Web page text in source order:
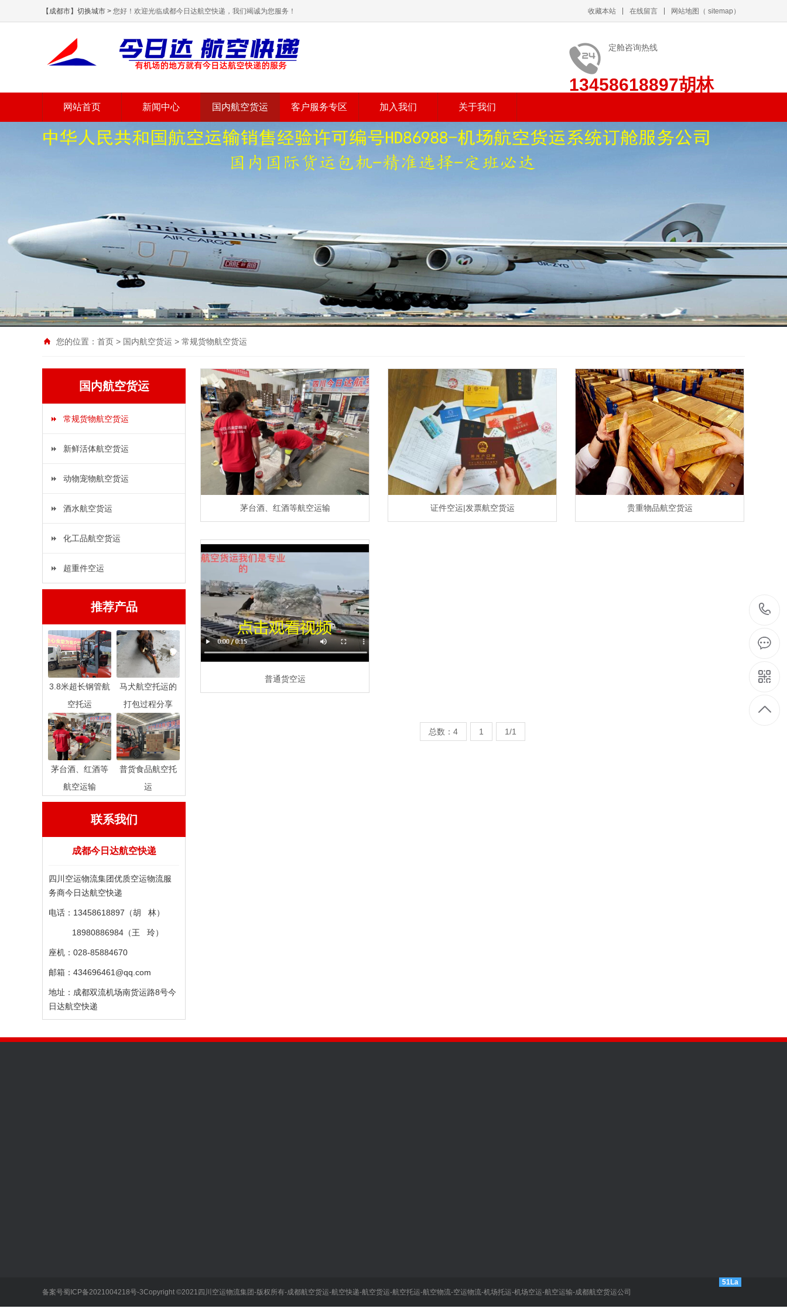
【成都市】切换城市 > 您好！欢迎光临成都今日达航空快递，我们竭诚为您服务！ 收藏本站 在线留言 网站地图 （ sitemap ）
定舱咨询热线
13458618897胡林
网站首页 新闻中心 国内航空货运 客户服务专区 加入我们 关于我们
您的位置： 首页 > 国内航空货运 > 常规货物航空货运
国内航空货运
常规货物航空货运
新鲜活体航空货运
动物宠物航空货运
酒水航空货运
化工品航空货运
超重件空运
推荐产品
3.8米超长钢管航
空托运
马犬航空托运的
打包过程分享
茅台酒、红酒等
航空运输
普货食品航空托
运
联系我们
成都今日达航空快递
四川空运物流集团优质空运物流服
务商今日达航空快递
电话：13458618897（胡 林）
18980886984（王 玲）
座机：028-85884670
邮箱：434696461@qq.com
地址：成都双流机场南货运路8号今
日达航空快递
茅台酒、红酒等航空运输 证件空运|发票航空货运 贵重物品航空货运
普通货空运
总数：4 1 1/1
酒水航空货运
18980886984（王 玲）
备案号蜀ICP备2021004218号-3Copyright ©2021四川空运物流集团-版权所有-成都航空货运-航空快递-航空货运-航空托运-航空物流-空运物流-机场托运-机场空运-航空运输-成都航空货运公司
51La